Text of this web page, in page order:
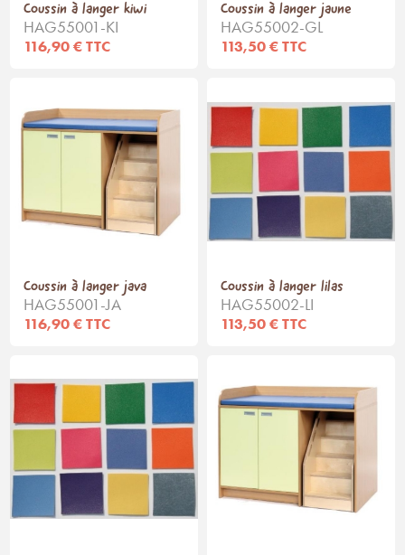
Coussin à langer kiwi
HAG55001-KI
116,90 € TTC
Coussin à langer jaune
HAG55002-GL
113,50 € TTC
Coussin à langer java
HAG55001-JA
116,90 € TTC
Coussin à langer lilas
HAG55002-LI
113,50 € TTC